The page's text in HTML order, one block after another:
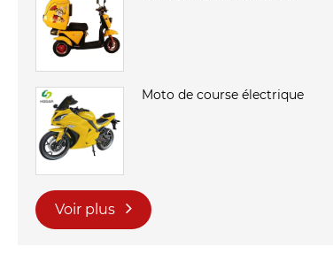
Moto de course électrique
Voir plus